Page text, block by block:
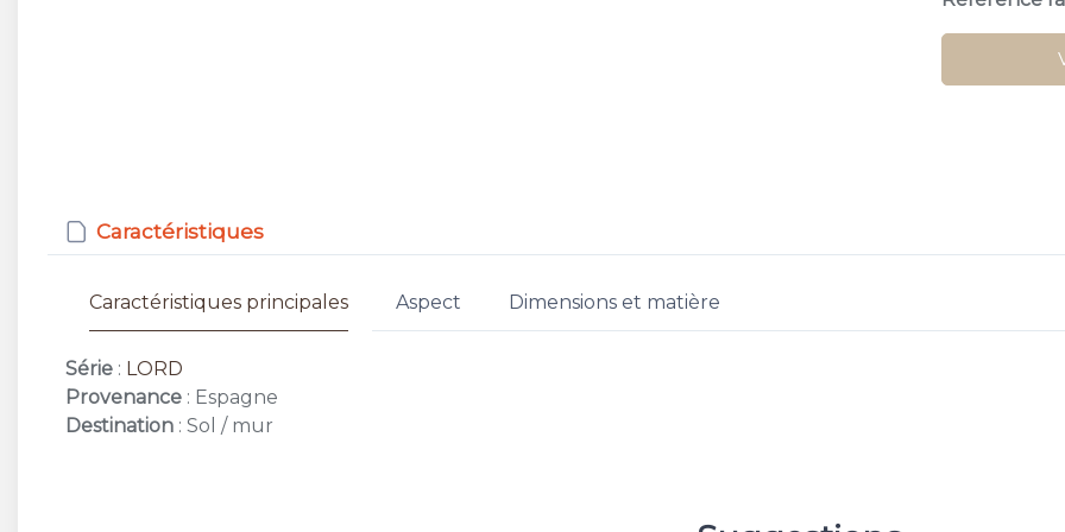
Caractéristiques
Caractéristiques principales Aspect Dimensions et matière
Série : LORD
Provenance : Espagne
Destination : Sol / mur